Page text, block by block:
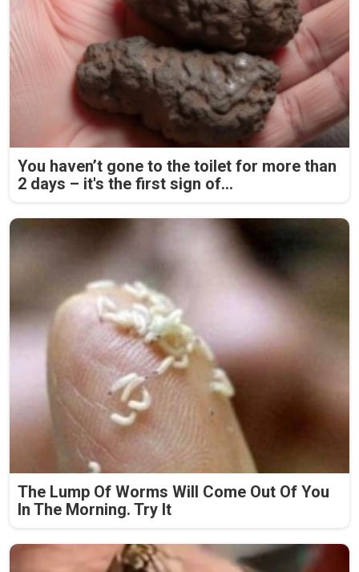
You haven’t gone to the toilet for more than
2 days – it's the first sign of...
The Lump Of Worms Will Come Out Of You
In The Morning. Try It